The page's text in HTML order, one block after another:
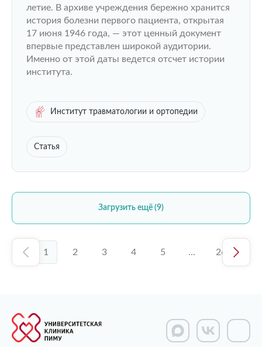
летие. В архиве учреждения бережно хранится
история болезни первого пациента, открытая
17 июня 1946 года, — этот ценный документ
впервые представлен широкой аудитории.
Именно от этой даты ведется отсчет истории
института.
Институт травматологии и ортопедии
Статья
Загрузить ещё (9)
1 2 3 4 5 ... 26